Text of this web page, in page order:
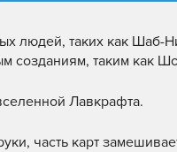
людей, таких как Шаб-
созданиям, таким как
Лавкрафта.
часть карт